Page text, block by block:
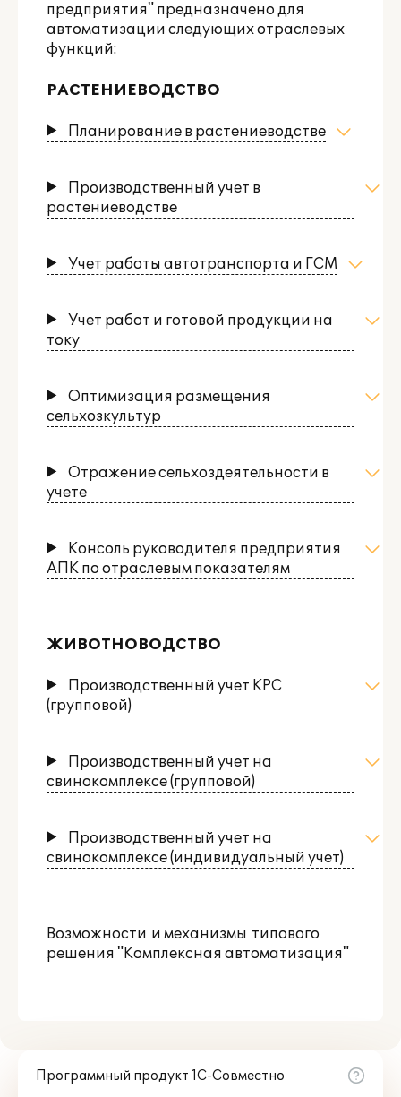
предприятия" предназначено для
автоматизации следующих отраслевых
функций:
РАСТЕНИЕВОДСТВО
Планирование в растениеводстве
Производственный учет в
растениеводстве
Учет работы автотранспорта и ГСМ
Учет работ и готовой продукции на
току
Оптимизация размещения
сельхозкультур
Отражение сельхоздеятельности в
учете
Консоль руководителя предприятия
АПК по отраслевым показателям
ЖИВОТНОВОДСТВО
Производственный учет КРС
(групповой)
Производственный учет на
свинокомплексе (групповой)
Производственный учет на
свинокомплексе (индивидуальный учет)
Возможности и механизмы типового
решения "Комплексная автоматизация"
Программный продукт 1С-Совместно